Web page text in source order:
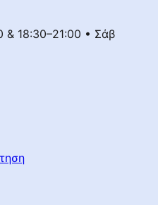
& 18:30–21:00 • Σάβ